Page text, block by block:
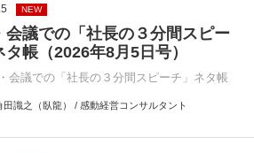
NEW
会議での「社長の３分間スピー
タ帳（2026年8月5日号）
会議での「社長の３分間スピーチ」ネタ帳
田識之（臥龍） / 感動経営コンサルタント